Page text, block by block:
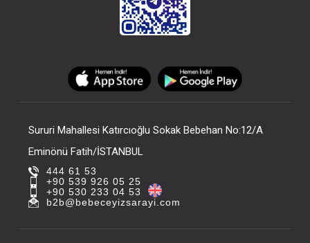
Sururi Mahallesi Katırcıoğlu Sokak Bebehan No:12/A
Eminönü Fatih/İSTANBUL
444 61 53
+90 539 926 05 25
+90 530 233 04 53
b2b@bebeceyizsarayi.com